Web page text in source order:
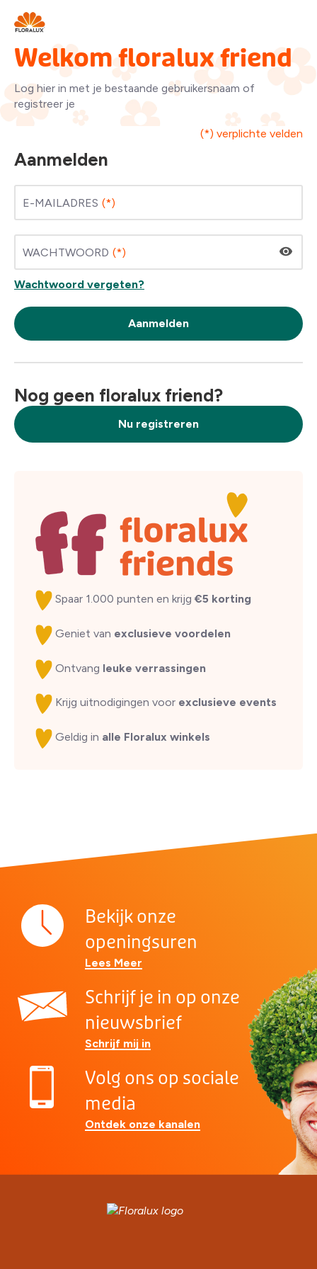
Welkom floralux friend
Log hier in met je bestaande gebruikersnaam of
registreer je
(*) verplichte velden
Aanmelden
E-MAILADRES
WACHTWOORD
Wachtwoord vergeten?
Aanmelden
Nu registreren
Nog geen floralux friend?
Spaar 1.000 punten en krijg€5 korting
Geniet van exclusieve voordelen
Ontvang leuke verrassingen
Krijg uitnodigingen voor exclusieve events
Geldig in alle Floralux winkels
Bekijk onze
openingsuren
Lees Meer
Schrijf je in op onze
nieuwsbrief
Schrijf mij in
Volg ons op sociale
media
Ontdek onze kanalen